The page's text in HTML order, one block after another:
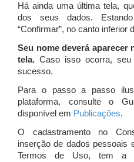
Há ainda uma última tela,
dos seus dados.
“Confirmar”, no canto inferior
Seu nome deverá
tela. Caso isso ocorra,
sucesso.
Para o passo a passo
plataforma, consulte o
disponível em Publicações.
O cadastramento no
inserção de dados pessoais
Termos de Uso, tem a